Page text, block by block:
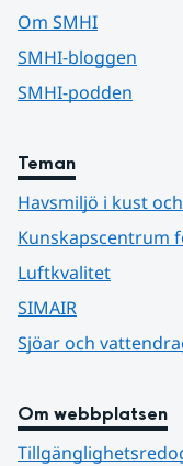
Om SMHI
SMHI-bloggen
SMHI-podden
Teman
Havsmiljö i kust
Kunskapscentrum
Luftkvalitet
SIMAIR
Sjöar och
Om webbplatsen